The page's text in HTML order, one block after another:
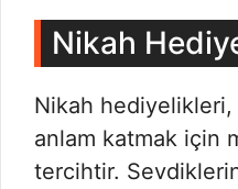
Nikah
Nikah
anlam katmak için
tercihtir.